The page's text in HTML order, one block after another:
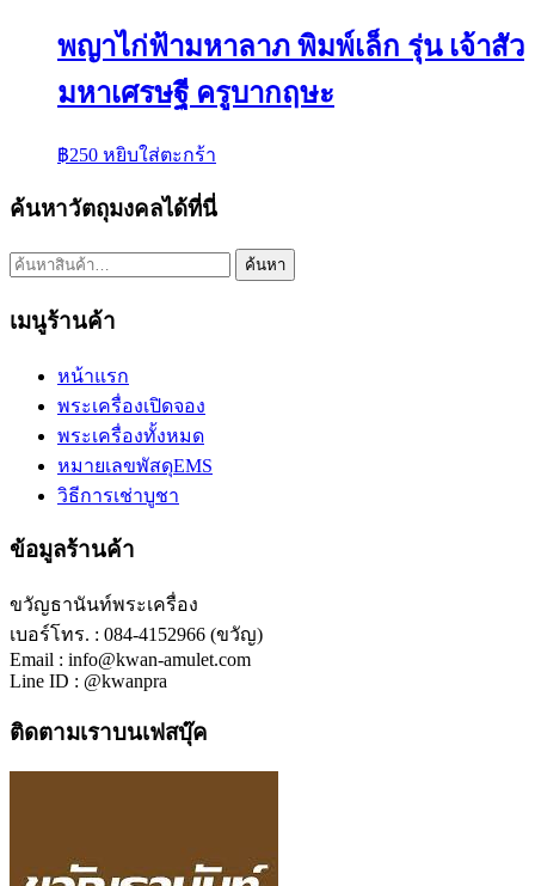
พญาไก่ฟ้ามหาลาภ พิมพ์เล็ก รุ่น เจ้าสัว
มหาเศรษฐี ครูบากฤษะ
฿250 หยิบใส่ตะกร้า
ค้นหาวัตถุมงคลได้ที่นี่
ค้นหา: ค้นหา
เมนูร้านค้า
หน้าแรก
พระเครื่องเปิดจอง
พระเครื่องทั้งหมด
หมายเลขพัสดุEMS
วิธีการเช่าบูชา
ข้อมูลร้านค้า
ขวัญธานันท์พระเครื่อง
เบอร์โทร. : 084-4152966 (ขวัญ)
Email : info@kwan-amulet.com
Line ID : @kwanpra
ติดตามเราบนเฟสบุ๊ค